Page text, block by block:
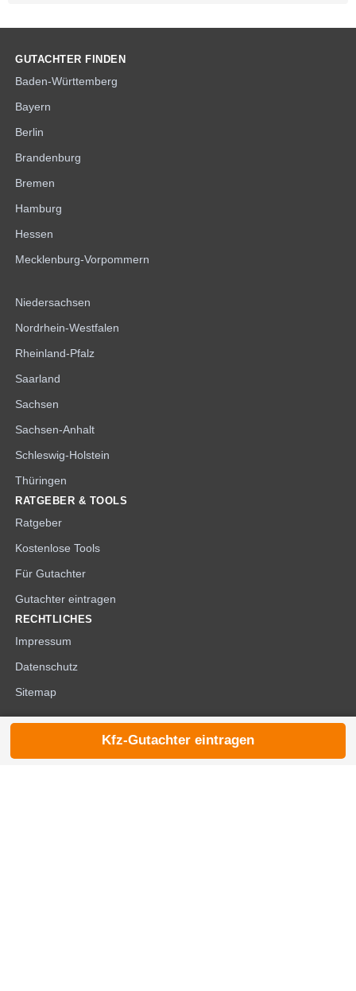
GUTACHTER FINDEN
Baden-Württemberg
Bayern
Berlin
Brandenburg
Bremen
Hamburg
Hessen
Mecklenburg-Vorpommern
Niedersachsen
Nordrhein-Westfalen
Rheinland-Pfalz
Saarland
Sachsen
Sachsen-Anhalt
Schleswig-Holstein
Thüringen
RATGEBER & TOOLS
Ratgeber
Kostenlose Tools
Für Gutachter
Gutachter eintragen
RECHTLICHES
Impressum
Datenschutz
Sitemap
© 2026 die-kfzgutachter.de |
Kfz-Gutachter eintragen